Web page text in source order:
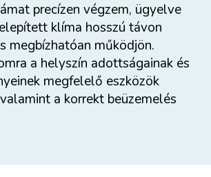
precízen végzem, ügyelve
klíma hosszú távon
megbízhatóan működjön.
a helyszín adottságainak és
megfelelő eszközök
a korrekt beüzemelés